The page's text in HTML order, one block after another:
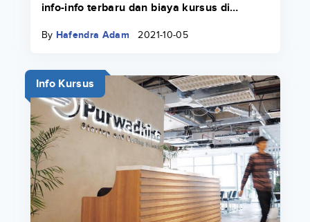
info-info terbaru dan biaya kursus di
By Hafendra Adam 2021-10-05
Info Kursus